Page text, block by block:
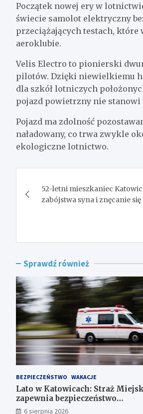
Początek nowej ery w
świecie samolot elektryczny
przeciążających testach,
aeroklubie.
Velis Electro to pionierski
pilotów. Dzięki niewielkiemu
dla szkół lotniczych
pojazd powietrzny nie
Pojazd ma zdolność
naładowany, co trwa zwykle
ekologiczne lotnictwo.
wpisu
52-letni mieszkaniec
zabójstwa syna i znęcanie
Sprawdź również
BEZPIECZEŃSTWO WAKACJE
Lato w Katowicach: Straż
zapewnia bezpieczeństwo
mieszkańcom
6 sierpnia 2026